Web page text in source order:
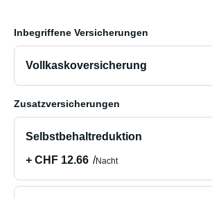
Inbegriffene Versicherungen
Vollkaskoversicherung
Zusatzversicherungen
Selbstbehaltreduktion
+ CHF 12.66
Nacht